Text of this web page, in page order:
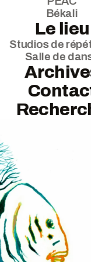
Békali
Le lieu
Studios de
Salle de